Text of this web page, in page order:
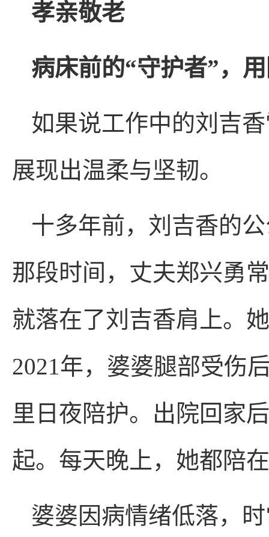
孝亲敬老
病床前的“守护者”，
如果说工作中的刘吉
展现出温柔与坚韧。
十多年前，刘吉香的
那段时间，丈夫郑兴勇
就落在了刘吉香肩上。
2021年，婆婆腿部受伤
里日夜陪护。出院回家
起。每天晚上，她都陪
婆婆因病情绪低落，